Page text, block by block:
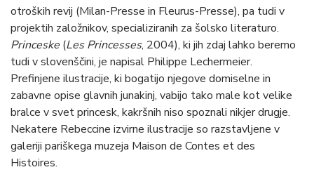
otroških revij (Milan-Presse in Fleurus-Presse), pa tudi v
projektih založnikov, specializiranih za šolsko literaturo.
Princeske (Les Princesses, 2004), ki jih zdaj lahko beremo
tudi v slovenščini, je napisal Philippe Lechermeier.
Prefinjene ilustracije, ki bogatijo njegove domiselne in
zabavne opise glavnih junakinj, vabijo tako male kot velike
bralce v svet princesk, kakršnih niso spoznali nikjer drugje.
Nekatere Rebeccine izvirne ilustracije so razstavljene v
galeriji pariškega muzeja Maison de Contes et des
Histoires.